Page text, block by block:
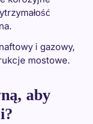
i gazowy,
mostowe.
aby